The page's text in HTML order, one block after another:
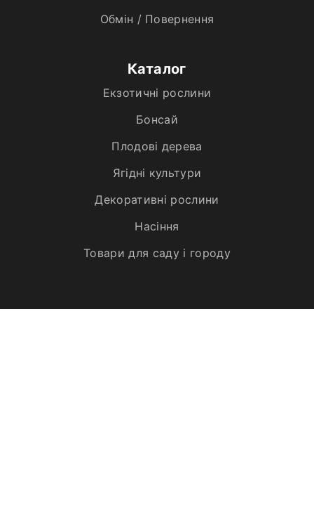
Обмін / Повернення
Каталог
Екзотичні рослини
Бонсай
Плодові дерева
Ягідні культури
Декоративні рослини
Насіння
Товари для саду і городу